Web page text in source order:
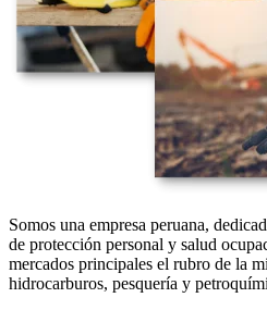
Somos una empresa peruana,
de protección personal y salud
mercados principales el rubro de la
hidrocarburos, pesquería y